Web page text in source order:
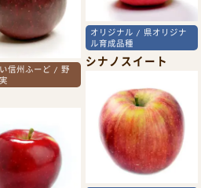
オリジナル / 県オリジナ
ル育成品種
シナノスイート
信州ふーど / 野